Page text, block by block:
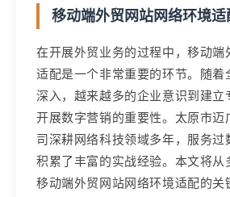
移动端外贸网站网络环境
在开展外贸业务的过程中，移动端
适配是一个非常重要的环节。随着
深入，越来越多的企业意识到建立
开展数字营销的重要性。太原市迈
司深耕网络科技领域多年，服务过
积累了丰富的实战经验。本文将从
移动端外贸网站网络环境适配的关